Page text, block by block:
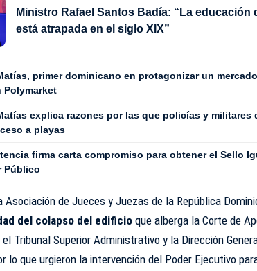
Ministro Rafael Santos Badía: “La educación
está atrapada en el siglo XIX”
primer dominicano en protagonizar un
Polymarket
explica razones por las que policías y militares
a playas
firma carta compromiso para obtener el Sello
Público
Asociación de Jueces y Juezas de la República
del colapso del edificio que alberga la Corte de
Tribunal Superior Administrativo y la Dirección
lo que urgieron la intervención del Poder Ejecutivo